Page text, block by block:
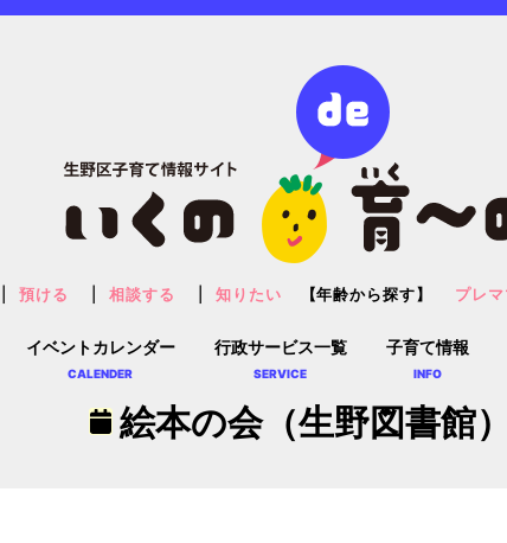
イベントカレンダー
CALENDER
行政サービス一覧
SERVICE
子育て情報
INFO
預ける 相談する 知りたい 【年齢から探す】 プレ
絵本の会（生野図書館）